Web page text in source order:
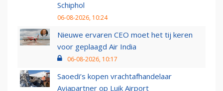
Schiphol
06-08-2026, 10:24
Nieuwe ervaren CEO moet het tij keren
voor geplaagd Air India
06-08-2026, 10:17
Saoedi’s kopen vrachtafhandelaar
Aviapartner op Luik Airport